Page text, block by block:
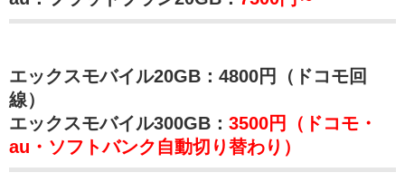
エックスモバイル20GB：4800円（ドコモ回
線）
エックスモバイル300GB： 3500円（ドコモ・
au・ソフトバンク自動切り替わり）